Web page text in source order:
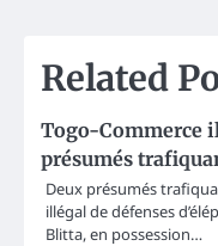
Related
Togo-Commerce
présumés
Deux présumés
illégal de défenses
Blitta, en possession…